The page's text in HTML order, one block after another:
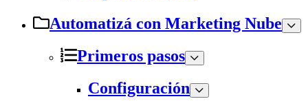
Automatizá con Marketing Nube
Primeros pasos
Configuración